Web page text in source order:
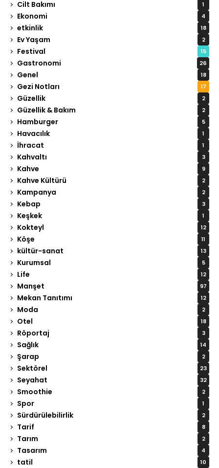
Cilt Bakımı 1
Ekonomi 4
etkinlik 18
Ev Yaşam 2
Festival 15
Gastronomi 26
Genel 18
Gezi Notları 17
Güzellik 2
Güzellik & Bakım 2
Hamburger 5
Havacılık 1
İhracat 1
Kahvaltı 3
Kahve 9
Kahve Kültürü 2
Kampanya 2
Kebap 3
Keşkek 1
Kokteyl 12
Köşe 11
kültür-sanat 13
Kurumsal 5
Life 12
Manşet 97
Mekan Tanıtımı 12
Moda 2
Otel 18
Röportaj 3
Sağlık 14
Şarap 2
Sektörel 23
Seyahat 32
Smoothie 2
Spor 1
Sürdürülebilirlik 2
Tarif 8
Tarım 2
Tasarım 4
tatil 10